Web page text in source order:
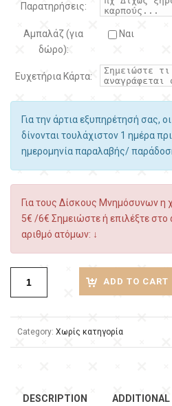
Παρατηρήσεις:
Αμπαλάζ (για
δώρο):
Ναι
Ευχετήρια Κάρτα:
Για την άρτια εξυπηρέτησή σας,
δίνονται τουλάχιστον 1 ημέρα
ημερομηνία παραλαβής/
Για τους Δίσκους Μνημόσυνων η
5€ /6€ Σημειώστε ή επιλέξτε στο
αριθμό ατόμων: ↓
ADD TO CART
Category: Χωρίς κατηγορία
DESCRIPTION ADDITIONAL